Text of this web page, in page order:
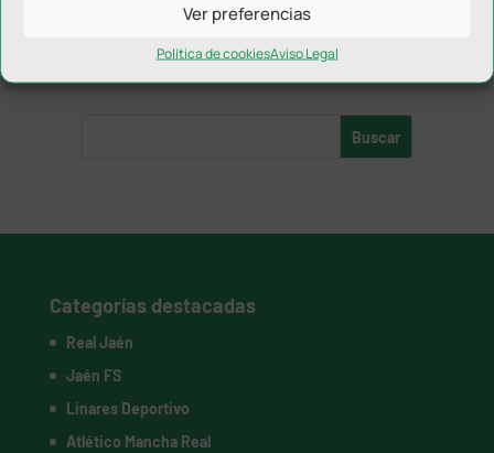
Ver preferencias
Política de cookiesAviso Legal
... 10 ...
Categorías destacadas
Real Jaén
Jaén FS
Linares Deportivo
Atlético Mancha Real